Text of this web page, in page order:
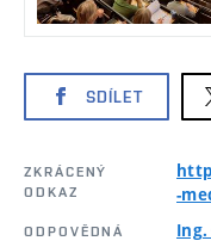
SDÍLET
ZKRÁCENÝ
ODKAZ
-
ODPOVĚDNÁ